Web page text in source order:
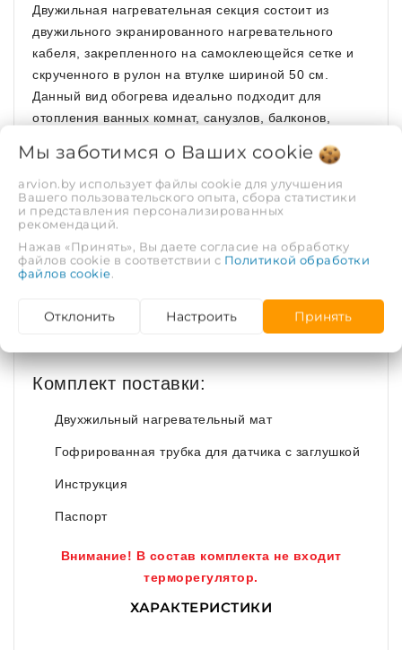
Двужильная нагревательная секция состоит из
двужильного экранированного нагревательного
кабеля, закрепленного на самоклеющейся сетке и
скрученного в рулон на втулке шириной 50 см.
Данный вид обогрева идеально подходит для
отопления ванных комнат, санузлов, балконов,
напольная плитка;
ковролин;
ламинат и паркет;
Комплект поставки:
Двухжильный нагревательный мат
Гофрированная трубка для датчика с заглушкой
Инструкция
Паспорт
Внимание! В состав комплекта не входит
терморегулятор.
ХАРАКТЕРИСТИКИ
Мы заботимся о Ваших cookie
arvion.by использует файлы cookie для улучшения
Вашего пользовательского опыта, сбора статистики
и представления персонализированных
рекомендаций.
Нажав «Принять», Вы даете согласие на обработку
файлов cookie в соответствии с Политикой обработки
файлов cookie.
Отклонить Настроить Принять